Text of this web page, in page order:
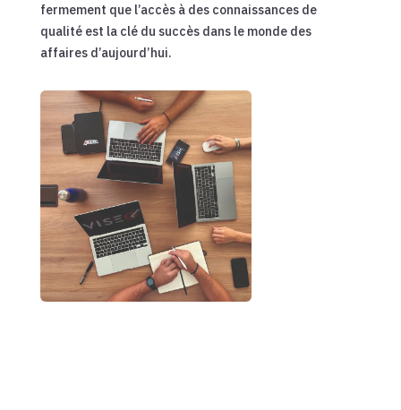
fermement que l’accès à des connaissances de
qualité est la clé du succès dans le monde des
affaires d’aujourd’hui.